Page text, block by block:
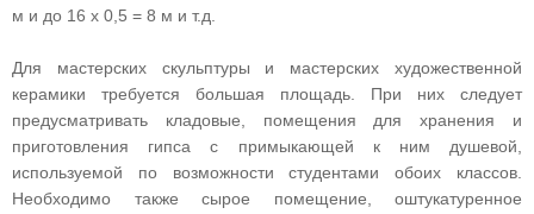
м и до 16 х 0,5 = 8 м и т.д.
Для мастерских скульптуры и мастерских художественной
керамики требуется большая площадь. При них следует
предусматривать кладовые, помещения для хранения и
приготовления гипса с примыкающей к ним душевой,
используемой по возможности студентами обоих классов.
Необходимо также сырое помещение, оштукатуренное